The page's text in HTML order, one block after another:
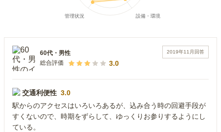
2019年11月 回答
60代 ・ 男性
総合評価
3.0
交通利便性 3.0
駅からのアクセスはいろいろあるが、込み合う時の回避手段が
すくないので、時期をずらして、ゆっくりお参りするようにし
ている。